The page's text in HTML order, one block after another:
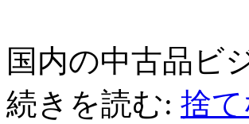
国内の中古品ビ
続きを読む: 捨